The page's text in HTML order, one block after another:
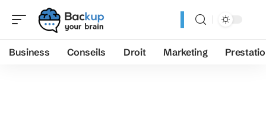
Business Conseils Droit Marketing